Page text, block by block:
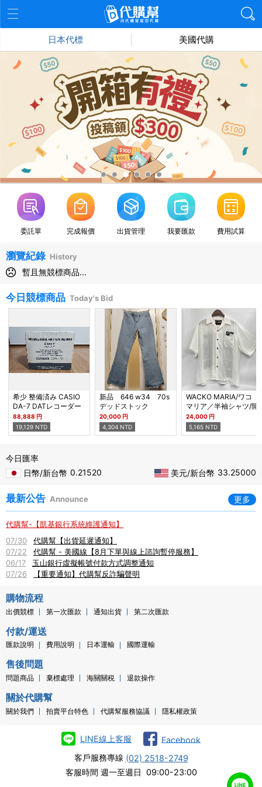
日本代標 美國代購
委託單 完成報價 出貨管理 我要匯款 費用試算
瀏覽紀錄 History
暫且無競標商品...
今日競標商品 Today's Bid
希少 整備済み CASIO
DA-7 DATレコーダー
カシオ オーディオ機器
88,888 円
19,129 NTD
新品 646 w34 70s
デッドストック
20,000 円
4,304 NTD
WACKO MARIA/ワコ
マリア／半袖シャツ/開
襟シャツ／ホワイ
ト/guilty parties/バッ
クプリント／サイズM
24,000 円
5,165 NTD
今日匯率
日幣/新台幣 0.21520 美元/新台幣 33.25000
最新公告 Announce 更多
代購幫-【凱基銀行系統維護通知】
07/30
代購幫【出貨延遲通知】
07/22
代購幫 - 美國線【8月下單與線上諮詢暫停服務】
06/17
玉山銀行虛擬帳號付款方式調整通知
07/26
【重要通知】代購幫反詐騙聲明
購物流程
出價競標 第一次匯款 通知出貨 第二次匯款
付款/運送
匯款說明 費用說明 日本運輸 國際運輸
售後問題
問題商品 棄標處理 海關關税 退款操作
關於代購幫
關於我們 拍賣平台特色 代購幫服務協議 隱私權政策
LINE線上客服
Facebook
客戶服務專線 (02) 2518-2749
客服時間 週一至週日 09:00-23:00